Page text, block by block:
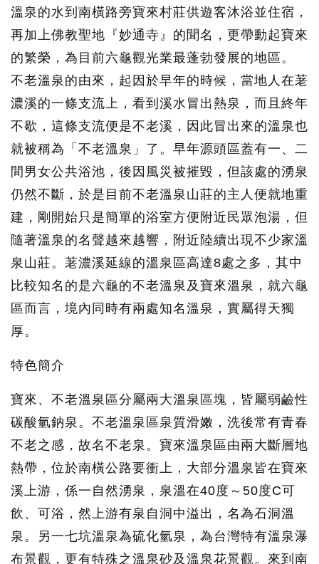
溫泉的水到南橫路旁寶來村莊供遊客沐浴並住宿，
再加上佛教聖地『妙通寺』的聞名，更帶動起寶來
的繁榮，為目前六龜觀光業最蓬勃發展的地區。
不老溫泉的由來，起因於早年的時候，當地人在荖
濃溪的一條支流上，看到溪水冒出熱泉，而且終年
不歇，這條支流便是不老溪，因此冒出來的溫泉也
就被稱為「不老溫泉」了。早年源頭區蓋有一、二
間男女公共浴池，後因風災被摧毀，但該處的湧泉
仍然不斷，於是目前不老溫泉山莊的主人便就地重
建，剛開始只是簡單的浴室方便附近民眾泡湯，但
隨著溫泉的名聲越來越響，附近陸續出現不少家溫
泉山莊。荖濃溪延線的溫泉區高達8處之多，其中
比較知名的是六龜的不老溫泉及寶來溫泉，就六龜
區而言，境內同時有兩處知名溫泉，實屬得天獨
厚。
特色簡介
寶來、不老溫泉區分屬兩大溫泉區塊，皆屬弱鹼性
碳酸氫鈉泉。不老溫泉區泉質滑嫩，洗後常有青春
不老之感，故名不老泉。寶來溫泉區由兩大斷層地
熱帶，位於南橫公路要衝上，大部分溫泉皆在寶來
溪上游，係一自然湧泉，泉溫在40度～50度C可
飲、可浴，然上游有泉自洞中溢出，名為石洞溫
泉。另一七坑溫泉為硫化氫泉，為台灣特有溫泉瀑
布景觀，更有特殊之溫泉砂及溫泉花景觀。來到南